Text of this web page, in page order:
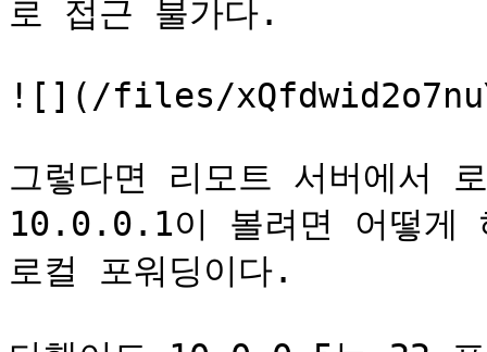
로 접근 불가다.
![](/files/
그렇다면 리모트 서버에서
10.0.0.1이 볼려면 어떻게
로컬 포워딩이다.